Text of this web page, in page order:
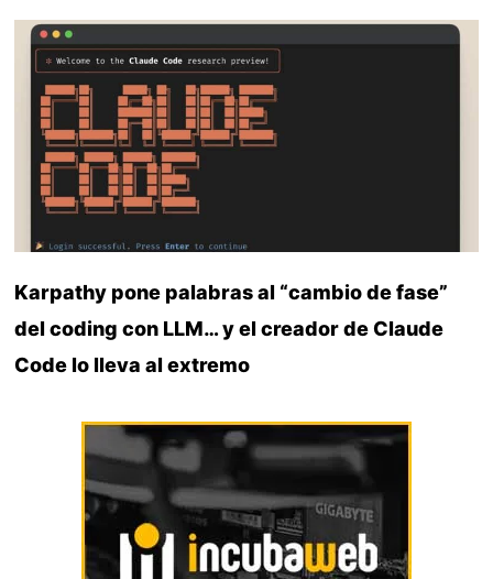
Karpathy pone palabras al “cambio de fase”
del coding con LLM… y el creador de Claude
Code lo lleva al extremo